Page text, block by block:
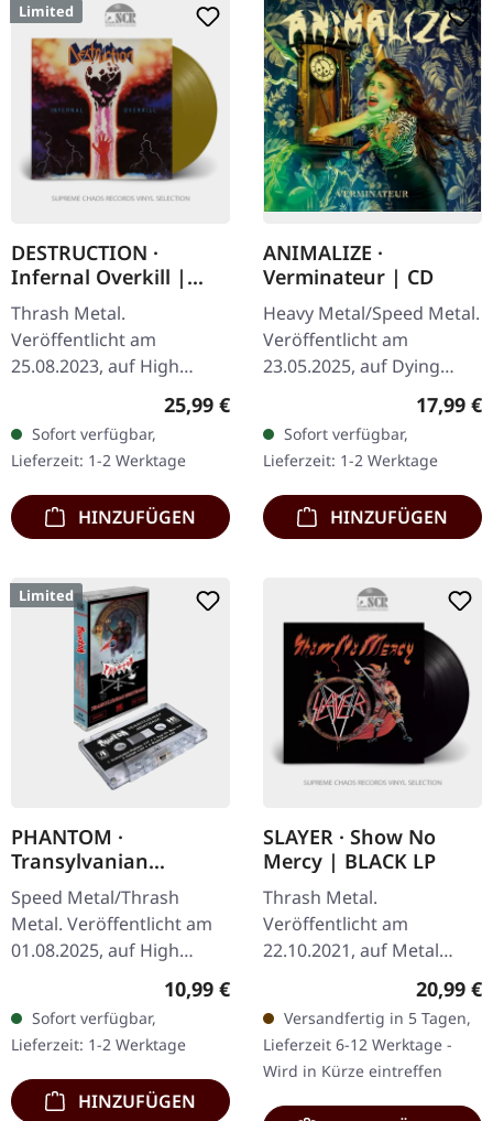
Limited
DESTRUCTION ·
Infernal Overkill |
GOLD LP
Thrash Metal.
Veröffentlicht am
25.08.2023, auf High
Neuauflage, goldenes
Vinyl, 425g schweres
Cover mit Insert,
bedruckter…
Regulärer Preis:
25,99 €
Sofort verfügbar,
Lieferzeit: 1-2 Werktage
HINZUFÜGEN
ANIMALIZE ·
Verminateur | CD
Heavy Metal/Speed Metal.
Veröffentlicht am
23.05.2025, auf Dying
Victims Productions. CD
im Jewelcase, Sticker, Obi.
8Die französischen
Heavy…
17,99 €
Sofort verfügbar,
Lieferzeit: 1-2 Werktage
HINZUFÜGEN
Limited
PHANTOM ·
Transylvanian
Nightmare | CLEAR
TAPE
Speed Metal/Thrash
Metal. Veröffentlicht am
01.08.2025, auf High
Transparente Musik-
Kassette. Limitiert auf 100
Exemplare. Die…
Regulärer Preis:
10,99 €
Sofort verfügbar,
Lieferzeit: 1-2 Werktage
HINZUFÜGEN
SLAYER · Show No
Mercy | BLACK LP
Thrash Metal.
Veröffentlicht am
22.10.2021, auf Metal
Blade Records. Schwarzes
Vinyl mit Insert und
Poster. Als Slayer 1983
"Show No Mercy" auf
die…
20,99 €
Versandfertig in 5 Tagen,
Lieferzeit 6-12 Werktage -
Wird in Kürze eintreffen